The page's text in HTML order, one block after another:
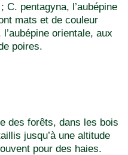
C. pentagyna, l’aubépine
mats et de couleur
orientale, aux
poires.
des forêts, dans les bois
jusqu’à une altitude
pour des haies.